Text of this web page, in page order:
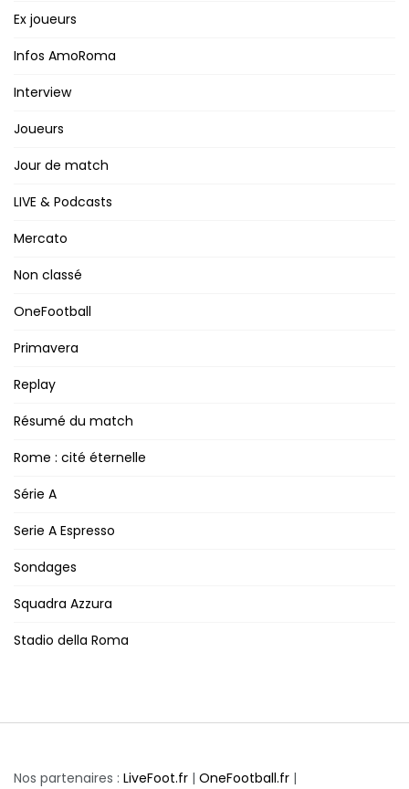
Ex joueurs
Infos AmoRoma
Interview
Joueurs
Jour de match
LIVE & Podcasts
Mercato
Non classé
OneFootball
Primavera
Replay
Résumé du match
Rome : cité éternelle
Série A
Serie A Espresso
Sondages
Squadra Azzura
Stadio della Roma
Nos partenaires : LiveFoot.fr | OneFootball.fr |